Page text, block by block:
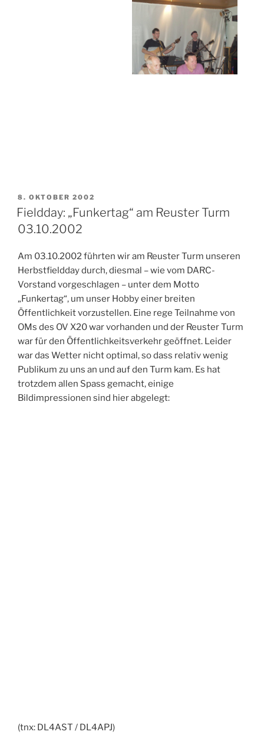
VERÖFFENTLICHT
AM
8. OKTOBER 2002
Fieldday: „Funkertag“ am Reuster Turm
03.10.2002
Am 03.10.2002 führten wir am Reuster Turm unseren
Herbstfieldday durch, diesmal – wie vom DARC-
Vorstand vorgeschlagen – unter dem Motto
„Funkertag“, um unser Hobby einer breiten
Öffentlichkeit vorzustellen. Eine rege Teilnahme von
OMs des OV X20 war vorhanden und der Reuster Turm
war für den Öffentlichkeitsverkehr geöffnet. Leider
war das Wetter nicht optimal, so dass relativ wenig
Publikum zu uns an und auf den Turm kam. Es hat
trotzdem allen Spass gemacht, einige
Bildimpressionen sind hier abgelegt:
(tnx: DL4AST / DL4APJ)